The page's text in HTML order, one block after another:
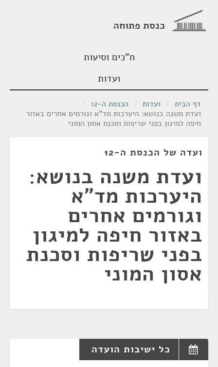
כנסת פתוחה
ח"כים וסיעות
ועדות
דף הבית / ועדות / הכנסת ה-12
/
ועדת משנה בנושא: היערכות מד"א וגורמים אחרים באזור
חיפה למיגון בפני שריפות וסכנת אסון המוני
ועדה של הכנסת ה-12
ועדת משנה בנושא:
היערכות מד"א
וגורמים אחרים
באזור חיפה למיגון
בפני שריפות וסכנת
אסון המוני
כל ישיבות הועדה